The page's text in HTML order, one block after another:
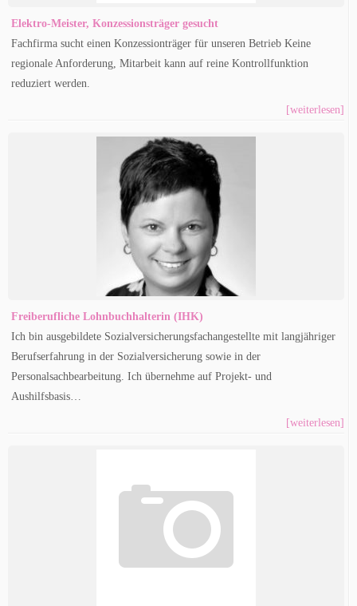
Elektro-Meister, Konzessionsträger gesucht
Fachfirma sucht einen Konzessionträger für unseren Betrieb Keine
regionale Anforderung, Mitarbeit kann auf reine Kontrollfunktion
reduziert werden.
[weiterlesen]
Freiberufliche Lohnbuchhalterin (IHK)
Ich bin ausgebildete Sozialversicherungsfachangestellte mit langjähriger
Berufserfahrung in der Sozialversicherung sowie in der
Personalsachbearbeitung. Ich übernehme auf Projekt- und
Aushilfsbasis…
[weiterlesen]